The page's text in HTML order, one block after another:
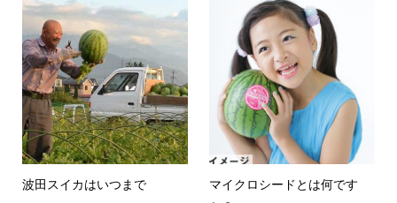
波田スイカはいつまで
マイクロシードとは何です